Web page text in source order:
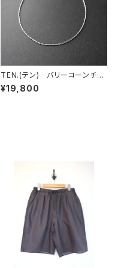
TEN.(テン) バリーコーンチェ
ーンネックレス SV 50cm
¥19,800